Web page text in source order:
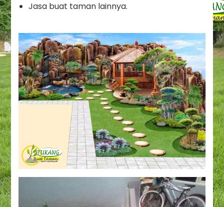
Jasa buat taman lainnya.